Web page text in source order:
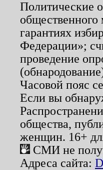
Политические
гарантиях
Федерации»;
проведение
Часовой пояс
Если вы
общества,
женщин. 16+
СМИ не
Адреса сайта: